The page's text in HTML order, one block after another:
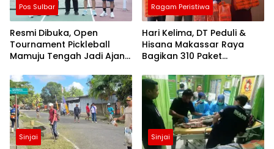
Pos Sulbar
Resmi Dibuka, Open
Tournament Pickleball
Mamuju Tengah Jadi Ajang
Ragam Peristiwa
Hari Kelima, DT Peduli &
Hisana Makassar Raya
Bagikan 310 Paket
Kebakaran Tallo
Sinjai Sinjai